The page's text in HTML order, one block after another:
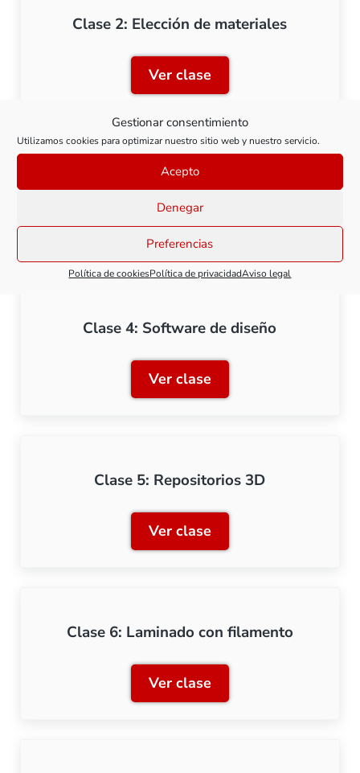
Gestionar consentimiento
Utilizamos cookies para optimizar nuestro sitio web y nuestro servicio.
Acepto
Denegar
Preferencias
Política de cookiesPolítica de privacidadAviso legal
Clase 2: Elección de materiales
Ver claseClase 2: Elección de
Clase 3: Diseño y modelado 3D
Ver claseClase 3: Diseño y
Clase 4: Software de diseño
Ver claseClase 4: Software de
Clase 5: Repositorios 3D
Ver claseClase 5: Repositorios 3D
Clase 6: Laminado con filamento
Ver claseClase 6: Laminado con